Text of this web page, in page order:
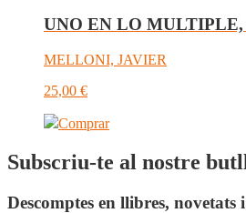
UNO EN LO
MELLONI, JAVIER
25,00 €
Comprar
Subscriu-te al nostre
Descomptes en llibres, novetats